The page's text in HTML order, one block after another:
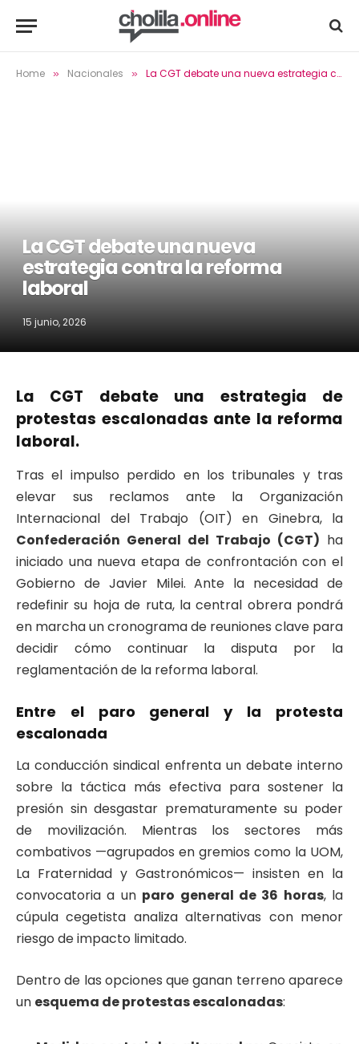
Home » Nacionales » La CGT debate una nueva estrategia contra la reforma laboral
La CGT debate una nueva
estrategia contra la reforma
laboral
15 junio, 2026
La CGT debate una estrategia de
protestas escalonadas ante la reforma
laboral.
Tras el impulso perdido en los tribunales y tras
elevar sus reclamos ante la Organización
Internacional del Trabajo (OIT) en Ginebra, la
Confederación General del Trabajo (CGT) ha
iniciado una nueva etapa de confrontación con el
Gobierno de Javier Milei. Ante la necesidad de
redefinir su hoja de ruta, la central obrera pondrá
en marcha un cronograma de reuniones clave para
decidir cómo continuar la disputa por la
reglamentación de la reforma laboral.
Entre el paro general y la protesta
escalonada
La conducción sindical enfrenta un debate interno
sobre la táctica más efectiva para sostener la
presión sin desgastar prematuramente su poder
de movilización. Mientras los sectores más
combativos —agrupados en gremios como la UOM,
La Fraternidad y Gastronómicos— insisten en la
convocatoria a un paro general de 36 horas, la
cúpula cegetista analiza alternativas con menor
riesgo de impacto limitado.
Dentro de las opciones que ganan terreno aparece
un esquema de protestas escalonadas: